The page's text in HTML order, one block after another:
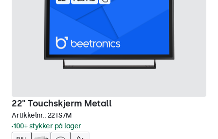
22" Touchskjerm Metall
Artikkelnr.: 22TS7M
100+ stykker på lager